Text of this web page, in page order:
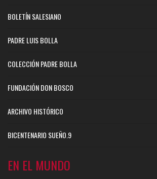
BOLETÍN SALESIANO
PADRE LUIS BOLLA
COLECCIÓN PADRE BOLLA
FUNDACIÓN DON BOSCO
ARCHIVO HISTÓRICO
BICENTENARIO SUEÑO.9
EN EL MUNDO